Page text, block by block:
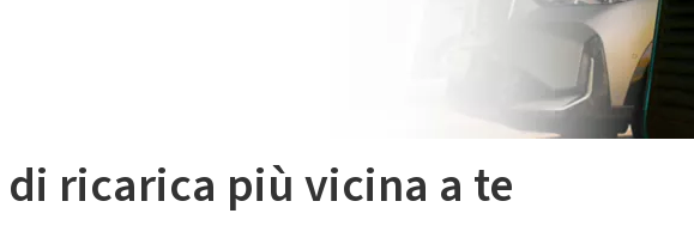
ricarica più vicina a te